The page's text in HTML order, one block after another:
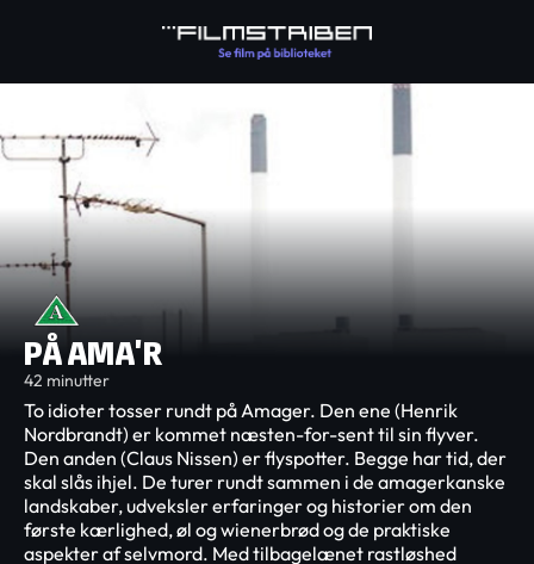
PÅ AMA'R
42 minutter
To idioter tosser rundt på Amager. Den ene (Henrik
Nordbrandt) er kommet næsten-for-sent til sin flyver.
Den anden (Claus Nissen) er flyspotter. Begge har tid, der
skal slås ihjel. De turer rundt sammen i de amagerkanske
landskaber, udveksler erfaringer og historier om den
første kærlighed, øl og wienerbrød og de praktiske
aspekter af selvmord. Med tilbagelænet rastløshed